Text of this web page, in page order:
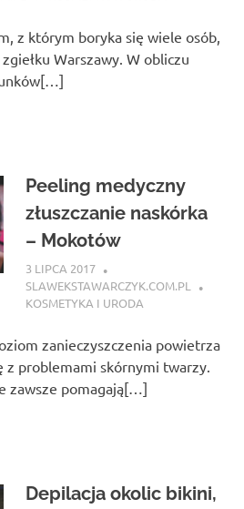
z którym boryka się wiele osób,
Warszawy. W obliczu
Peeling medyczny
złuszczanie naskórka
– Mokotów
3 LIPCA 2017
SLAWEKSTAWARCZYK.COM.PL
KOSMETYKA I URODA
zanieczyszczenia powietrza
z problemami skórnymi twarzy.
zawsze pomagają[…]
Depilacja okolic bikini,